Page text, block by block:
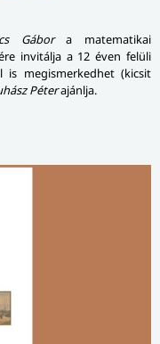
Gábora matematikai
invitálja a 12 éven felüli
is megismerkedhet (kicsit
Péterajánlja.